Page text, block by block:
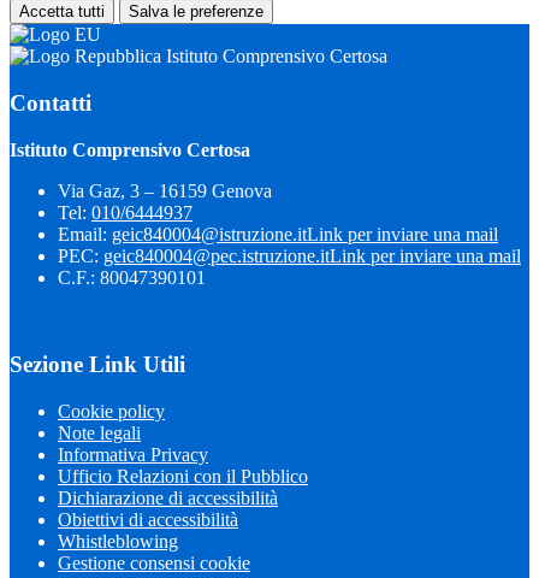
Accetta tutti Salva le preferenze
Istituto Comprensivo Certosa
Contatti
Istituto Comprensivo Certosa
Via Gaz, 3 – 16159 Genova
Tel: 010/6444937
Email: geic840004@istruzione.itLink per inviare una mail
PEC: geic840004@pec.istruzione.itLink per inviare una mail
C.F.: 80047390101
Sezione Link Utili
Cookie policy
Note legali
Informativa Privacy
Ufficio Relazioni con il Pubblico
Dichiarazione di accessibilità
Obiettivi di accessibilità
Whistleblowing
Gestione consensi cookie